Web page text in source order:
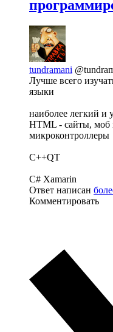
tundramani
Лучше всего
языки
наиболее легкий и
HTML - сайты, моб
микроконтроллеры
C++QT
C# Xamarin
Ответ написан
Комментировать